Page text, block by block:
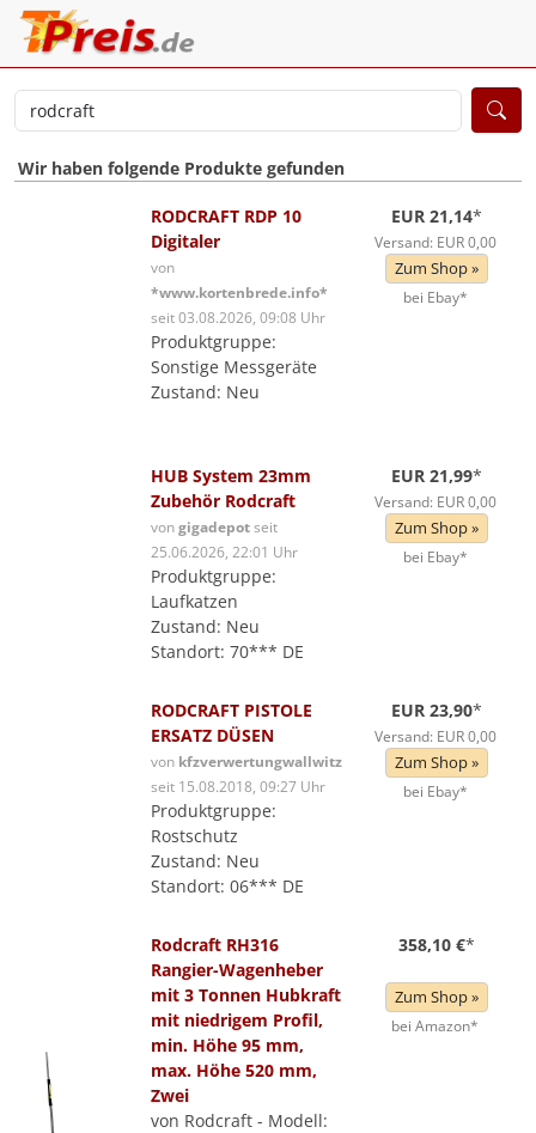
Wir haben folgende Produkte gefunden
RODCRAFT RDP 10
Digitaler
von
*www.kortenbrede.info*
seit 03.08.2026, 09:08 Uhr
Produktgruppe:
Sonstige Messgeräte
Zustand: Neu
EUR 21,14*
Versand: EUR 0,00
Zum Shop »
bei Ebay*
HUB System 23mm
Zubehör Rodcraft
vongigadepotseit
25.06.2026, 22:01 Uhr
Produktgruppe:
Laufkatzen
Zustand: Neu
Standort: 70*** DE
EUR 21,99*
Versand: EUR 0,00
Zum Shop »
bei Ebay*
RODCRAFT PISTOLE
ERSATZ DÜSEN
von kfzverwertungwallwitz
seit 15.08.2018, 09:27 Uhr
Produktgruppe:
Rostschutz
Zustand: Neu
Standort: 06*** DE
EUR 23,90*
Versand: EUR 0,00
Zum Shop »
bei Ebay*
Rodcraft RH316
Rangier-Wagenheber
mit 3 Tonnen Hubkraft
mit niedrigem Profil,
min. Höhe 95 mm,
max. Höhe 520 mm,
Zwei
von Rodcraft - Modell:
358,10 €*
Zum Shop »
bei Amazon*